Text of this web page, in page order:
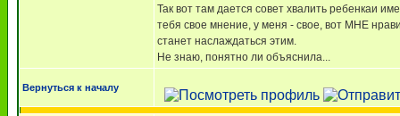
Так вот там дается совет хвалить ребенкаи
тебя свое мнение, у меня - свое, вот МНЕ
станет наслаждаться этим.
Не знаю, понятно ли объяснила...
Вернуться к началу